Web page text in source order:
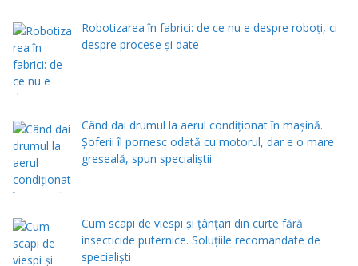
Robotizarea în fabrici: de ce nu e despre roboți, ci
despre procese și date
Când dai drumul la aerul condiţionat în maşină.
Şoferii îl pornesc odată cu motorul, dar e o mare
greşeală, spun specialiştii
Cum scapi de viespi și țânțari din curte fără
insecticide puternice. Soluțiile recomandate de
specialiști